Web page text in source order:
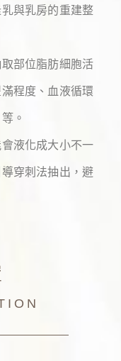
與乳房的重建整
部位脂肪細胞活
程度、血液循環
。
液化成大小不一
穿刺法抽出，避